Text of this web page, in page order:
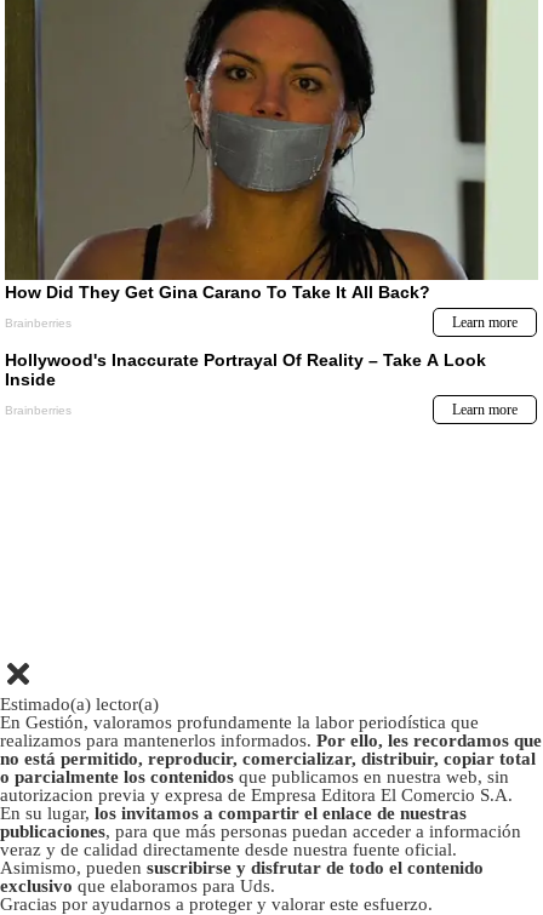
Estimado(a) lector(a)
En Gestión, valoramos profundamente la labor periodística que
realizamos para mantenerlos informados. Por ello, les recordamos que
no está permitido, reproducir, comercializar, distribuir, copiar total
o parcialmente los contenidos que publicamos en nuestra web, sin
autorizacion previa y expresa de Empresa Editora El Comercio S.A.
En su lugar, los invitamos a compartir el enlace de nuestras
publicaciones, para que más personas puedan acceder a información
veraz y de calidad directamente desde nuestra fuente oficial.
Asimismo, pueden suscribirse y disfrutar de todo el contenido
exclusivo que elaboramos para Uds.
Gracias por ayudarnos a proteger y valorar este esfuerzo.